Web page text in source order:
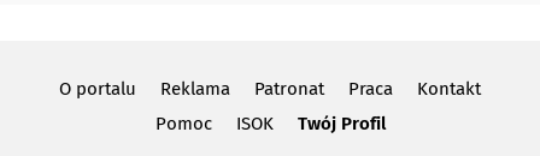
O portalu Reklama Patronat Praca
Kontakt
Pomoc
ISOK Twój Profil